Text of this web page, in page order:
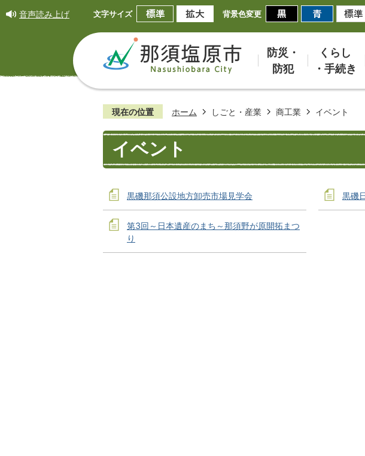
音声読み上げ 文字サイズ 背景色変更
防災・
防犯
くらし
・手続き
現在の位置 ホーム しごと・産業 商工業 イベント
イベント
黒磯那須公設地方卸売市場見学会 黒磯
第3回～日本遺産のまち～那須野が原開拓まつ
り